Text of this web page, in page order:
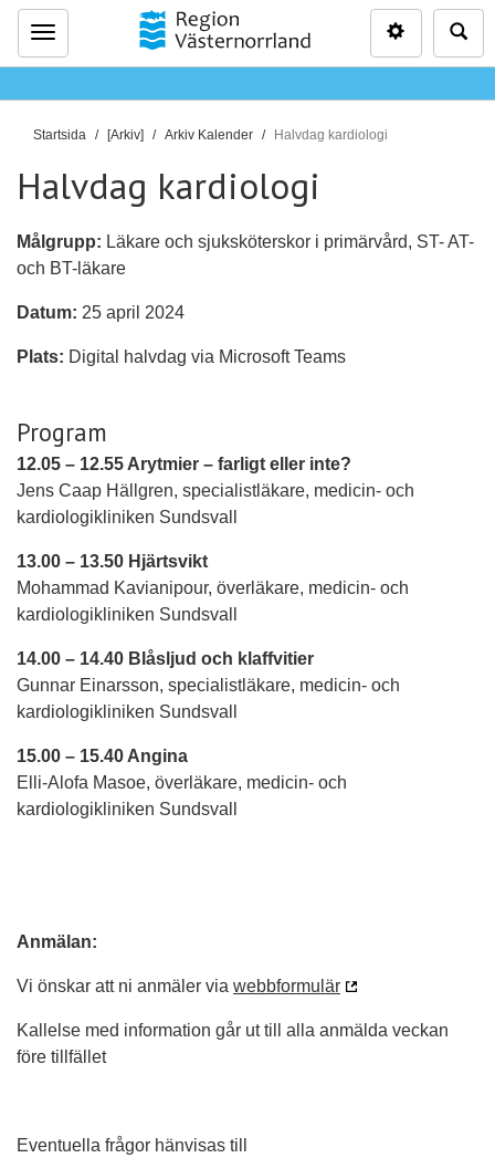
Meny
D
ä
h
ä
:
Startsida [Arkiv] Arkiv Kalender Halvdag kardiologi
Halvdag kardiologi
Målgrupp: Läkare och sjuksköterskor i primärvård, ST- AT-
och BT-läkare
Datum: 25 april 2024
Plats: Digital halvdag via Microsoft Teams
Program
12.05 – 12.55 Arytmier – farligt eller inte?
Jens Caap Hällgren, specialistläkare, medicin- och
kardiologikliniken Sundsvall
13.00 – 13.50 Hjärtsvikt
Mohammad Kavianipour, överläkare, medicin- och
kardiologikliniken Sundsvall
14.00 – 14.40 Blåsljud och klaffvitier
Gunnar Einarsson, specialistläkare, medicin- och
kardiologikliniken Sundsvall
15.00 – 15.40 Angina
Elli-Alofa Masoe, överläkare, medicin- och
kardiologikliniken Sundsvall
Anmälan:
Vi önskar att ni anmäler via webbformulär
Kallelse med information går ut till alla anmälda veckan
före tillfället
Eventuella frågor hänvisas till